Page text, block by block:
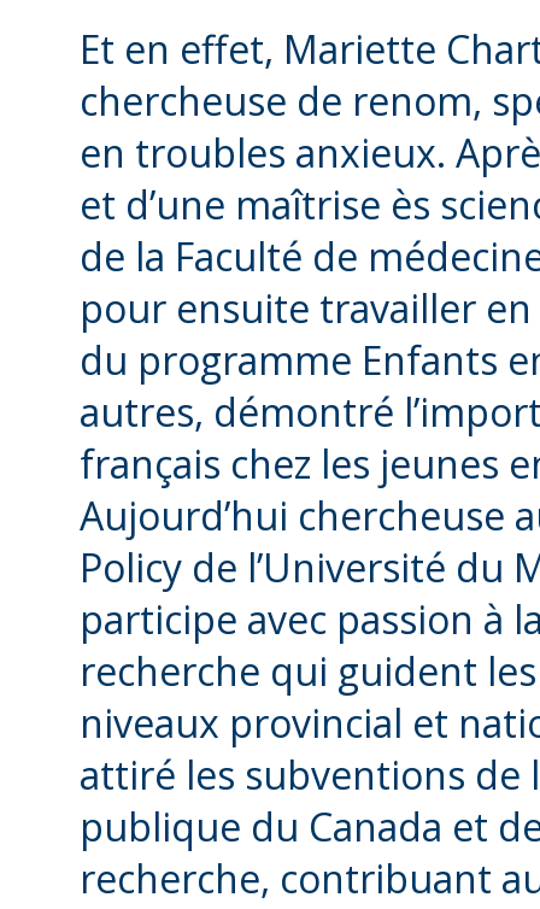
Et en effet, Mariette
chercheuse de renom,
en troubles anxieux.
et d’une maîtrise ès
de la Faculté de
pour ensuite travailler
du programme Enfants
autres, démontré
français chez les jeunes
Aujourd’hui chercheuse
Policy de l’Université du
participe avec passion à
recherche qui guident
niveaux provincial et
attiré les subventions de
publique du Canada et
recherche, contribuant